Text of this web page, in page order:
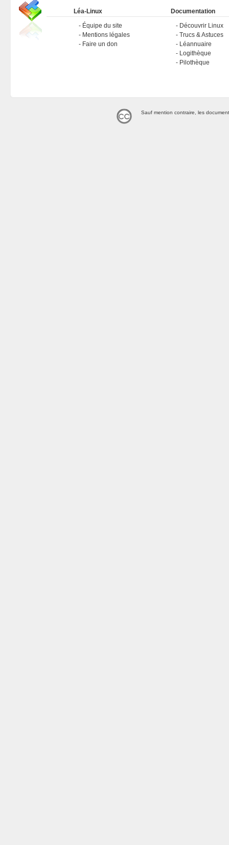
Léa-Linux
Équipe du site
Mentions légales
Faire un don
Documentation
Découvrir Linux
Trucs & Astuces
Léannuaire
Logithèque
Pilothèque
Sauf mention contraire, les